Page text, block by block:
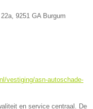
, 9251 GA Burgum
vestiging/asn-autoschade-
en service centraal. De